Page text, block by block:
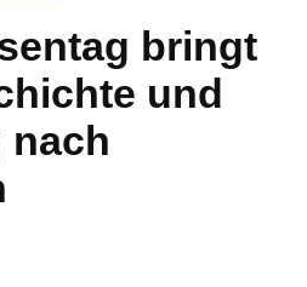
bringt
und
nach